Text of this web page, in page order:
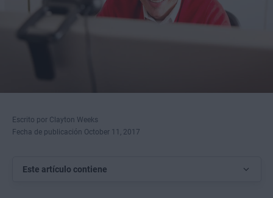
Escrito por Clayton Weeks
Fecha de publicación October 11, 2017
Este artículo contiene